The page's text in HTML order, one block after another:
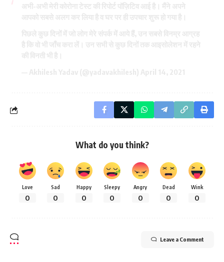
What do you think?
Love
0
Sad
0
Happy
0
Sleepy
0
Angry
0
Dead
0
Wink
0
Leave a Comment